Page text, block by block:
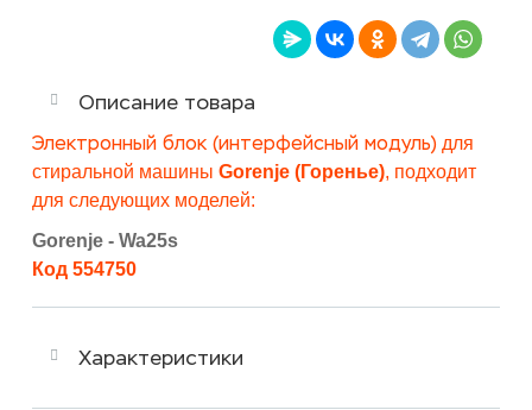
Описание товара
Электронный блок (интерфейсный модуль) для
стиральной машины Gorenje (Горенье), подходит
для следующих моделей:
Gorenje - Wa25s
Код 554750
Характеристики